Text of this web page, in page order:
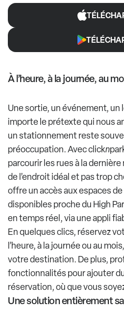
À l’heure, à la journée, au
Une sortie, un événement, un
importe le prétexte qui nous
un stationnement reste
préoccupation. Avec clickn
parcourir les rues à la
de l’endroit idéal et pas trop
offre un accès aux espaces
disponibles proche du High
en temps réel, via une appli
En quelques clics, réservez
l’heure, à la journée ou au
votre destination. De plus,
fonctionnalités pour ajouter
réservation, où que vous
Une solution entièrement